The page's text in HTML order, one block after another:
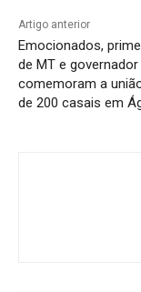
Artigo anterior
Emocionados,
de MT e governador
comemoram a
de 200 casais em